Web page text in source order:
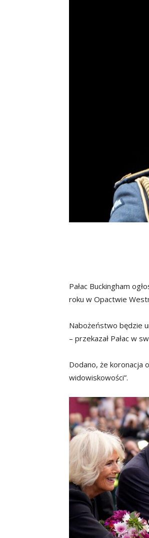
Pałac Buckingham
roku w Opactwie
Nabożeństwo będzie
– przekazał Pałac w
Dodano, że koronacja
widowiskowości”.